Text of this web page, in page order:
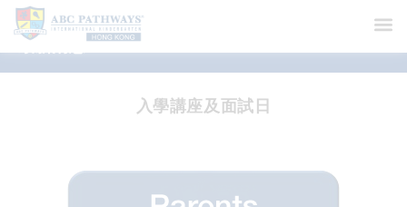
最新消息
入學講座及面試日